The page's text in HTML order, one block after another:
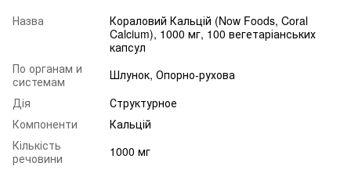
Назва
Кораловий Кальцій (Now Foods, Coral
Calcium), 1000 мг, 100 вегетаріанських
капсул
По органам и
системам
Шлунок, Опорно-рухова
Дія
Структурное
Компоненти
Кальцій
Кількість
речовини
1000 мг